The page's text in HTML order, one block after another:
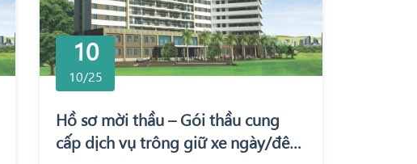
10
10/25
Hồ sơ mời thầu – Gói thầu cung
cấp dịch vụ trông giữ xe ngày/đêm